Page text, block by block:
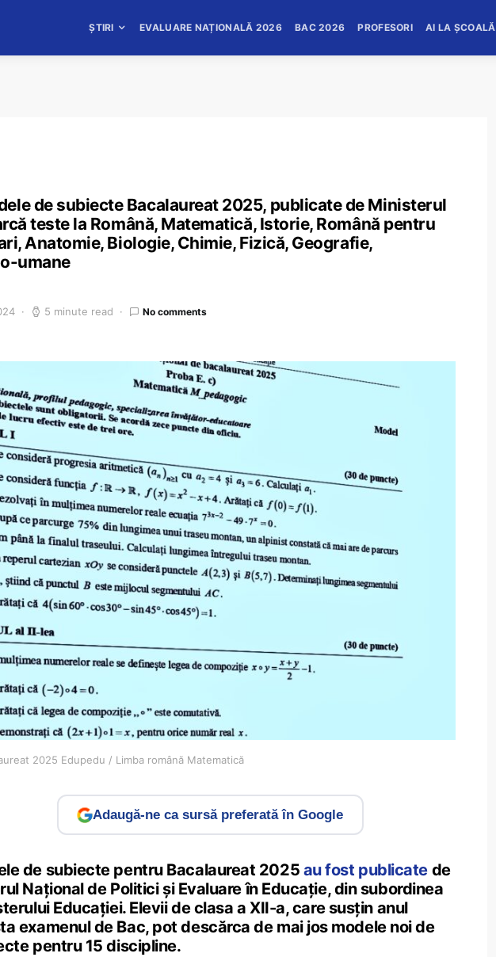
ȘTIRI EVALUARE NAȚIONALĂ 2026 BAC 2026 PROFESORI AI LA ȘCOALĂ
de subiecte Bacalaureat 2025, publicate de Ministerul
teste la Română, Matematică, Istorie, Română pentru
Anatomie, Biologie, Chimie, Fizică, Geografie,
umane
5 minute read No comments
2025 Edupedu / Limba română Matematică
Adaugă-ne ca sursă preferată în Google
de subiecte pentru Bacalaureat 2025 au fost publicate de
Național de Politici și Evaluare în Educație, din subordinea
Educației. Elevii de clasa a XII-a, care susțin anul
examenul de Bac, pot descărca de mai jos modele noi de
pentru 15 discipline.